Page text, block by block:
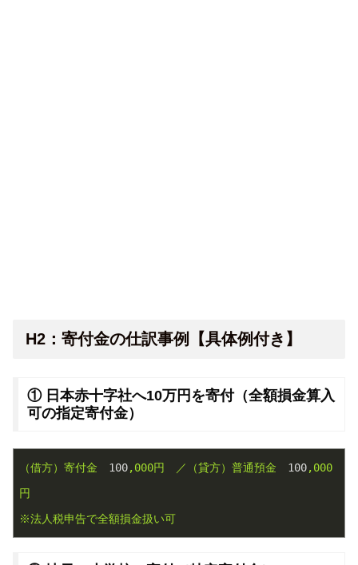
H2：寄付金の仕訳事例【具体例付き】
① 日本赤十字社へ10万円を寄付（全額損金算入
可の指定寄付金）
（借方）寄付金 100,000円 ／（貸方）普通預金 100,000
円
※法人税申告で全額損金扱い可